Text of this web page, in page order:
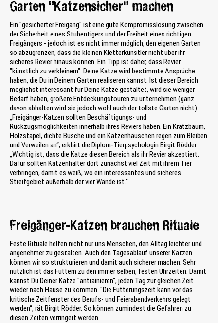
Garten "Katzensicher" machen
Ein "gesicherter Freigang" ist eine gute Kompromisslösung zwischen
der Sicherheit eines Stubentigers und der Freiheit eines richtigen
Freigängers - jedoch ist es nicht immer möglich, den eigenen Garten
so abzugrenzen, dass die kleinen Kletterkünstler nicht über ihr
sicheres Revier hinaus können. Ein Tipp ist daher, dass Revier
"künstlich zu verkleinern". Deine Katze wird bestimmte Ansprüche
haben, die Du in Deinem Garten realiseren kannst. Ist dieser Bereich
möglichst interessant für Deine Katze gestaltet, wird sie weniger
Bedarf haben, größere Entdeckungstouren zu unternehmen (ganz
davon abhalten wird sie jedoch wohl auch der tollste Garten nicht).
„Freigänger-Katzen sollten Beschäftigungs- und
Rückzugsmöglichkeiten innerhalb ihres Reviers haben. Ein Kratzbaum,
Holzstapel, dichte Büsche und ein Katzenhäuschen regen zum Bleiben
und Verweilen an“, erklärt die Diplom-Tierpsychologin Birgit Rödder.
„Wichtig ist, dass die Katze diesen Bereich als ihr Revier akzeptiert.
Dafür sollten Katzenhalter dort zunächst viel Zeit mit ihrem Tier
verbringen, damit es weiß, wo ein interessantes und sicheres
Streifgebiet außerhalb der vier Wände ist.“
Freigänger-Katzen brauchen Rituale
Feste Rituale helfen nicht nur uns Menschen, den Alltag leichter und
angenehmer zu gestalten. Auch den Tagesablauf unserer Katzen
können wir so strukturieren und damit auch sicherer machen. Sehr
nützlich ist das Füttern zu den immer selben, festen Uhrzeiten. Damit
kannst Du Deiner Katze "antrainieren", jeden Tag zur gleichen Zeit
wieder nach Hause zu kommen. "Die Fütterungszeit kann vor das
kritische Zeitfenster des Berufs- und Feierabendverkehrs gelegt
werden“, rät Birgit Rödder. So können zumindest die Gefahren zu
diesen Zeiten verringert werden.